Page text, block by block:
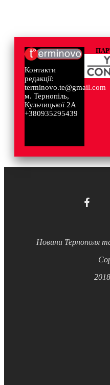
Контакти
редакції:
terminovo.te@gmail.com
м. Тернопіль,
Кульчицької 2А
+380935295439
Новини Тернополя